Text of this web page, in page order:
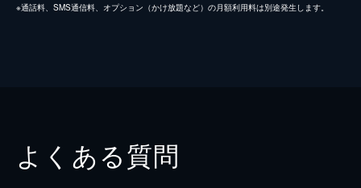
※通話料、SMS通信料、オプション（かけ放題など）の月額利用料は別途発生します。
よくある質問